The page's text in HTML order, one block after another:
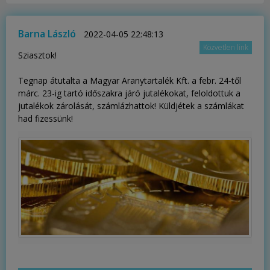
Barna László 2022-04-05 22:48:13
Közvetlen link
Sziasztok!
Tegnap átutalta a Magyar Aranytartalék Kft. a febr. 24-től
márc. 23-ig tartó időszakra járó jutalékokat, feloldottuk a
jutalékok zárolását, számlázhattok! Küldjétek a számlákat
had fizessünk!